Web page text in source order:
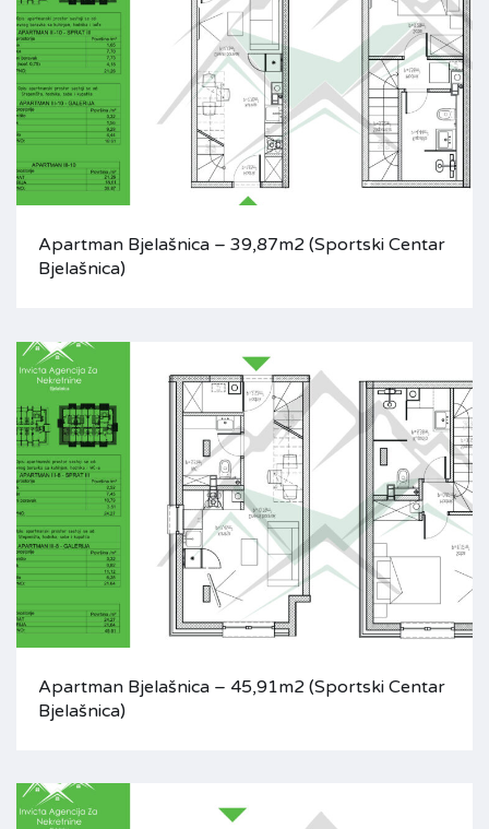
Apartman Bjelašnica – 39,87m2 (Sportski Centar
Bjelašnica)
Apartman Bjelašnica – 45,91m2 (Sportski Centar
Bjelašnica)